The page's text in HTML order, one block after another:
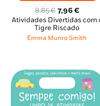
8,85€ O
preço
original
era:
7,96 €O
preço
atual
é:
Atividades Divertidas com
Tigre Riscado
Emma Munro Smith